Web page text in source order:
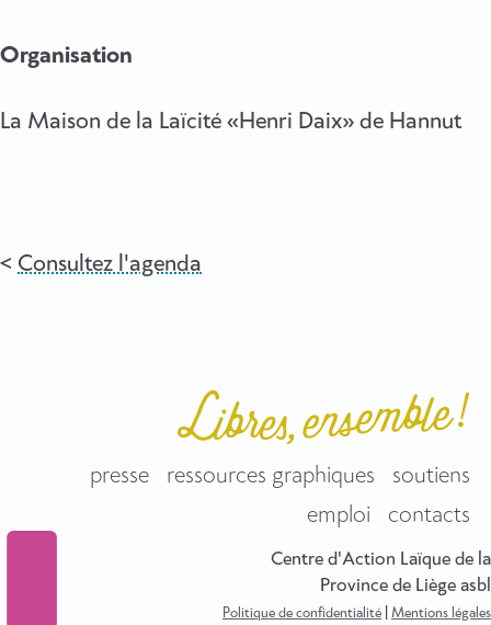
Organisation
La Maison de la Laïcité «Henri Daix» de Hannut
Consultez l'agenda
presse ressources graphiques
soutiens
emploi
contacts
Centre d'Action Laïque de la
Province de Liège asbl
Politique de confidentialité Mentions légales